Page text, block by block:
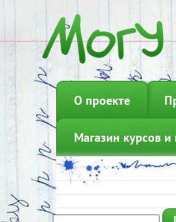
О проекте
Магазин курсов и